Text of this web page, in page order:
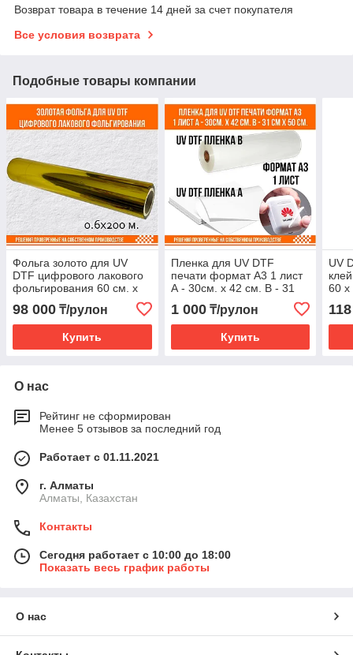
Возврат товара в течение 14 дней за счет покупателя
Все условия возврата
Подобные товары компании
Фольга золото для UV
DTF цифрового лакового
фольгирования 60 см. х
200 м. Gold
98 000 ₸/рулон
Купить
Пленка для UV DTF
печати формат А3 1 лист
А - 30см. х 42 см. B - 31
см х 50 cм.
1 000₸/рулон
Купить
UV
60
О нас
Рейтинг не сформирован
Менее 5 отзывов за последний год
Работает с 01.11.2021
г. Алматы
Алматы, Казахстан
Контакты
Сегодня работает с 10:00 до 18:00
Показать весь график работы
О нас